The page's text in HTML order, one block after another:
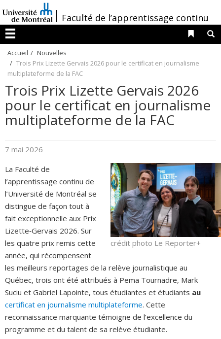
au
contenu
/Faculté de l’apprentissage continu
Menu
Liens
Accueil
Nouvelles
Trois Prix Lizette Gervais 2026 pour le certificat en journalisme
multiplateforme de la FAC
Trois Prix Lizette Gervais 2026
pour le certificat en journalisme
multiplateforme de la FAC
7 mai 2026
crédit photo Le Reporter+
La Faculté de
l’apprentissage continu de
l’Université de Montréal se
distingue de façon tout à
fait exceptionnelle aux Prix
Lizette‑Gervais 2026. Sur
les quatre prix remis cette
année, qui récompensent
les meilleurs reportages de la relève journalistique au
Québec, trois ont été attribués à Pema Tournadre, Mark
Suciu et Gabriel Lapointe, tous étudiantes et étudiants au
certificat en journalisme multiplateforme. Cette
reconnaissance marquante témoigne de l’excellence du
programme et du talent de sa relève étudiante.